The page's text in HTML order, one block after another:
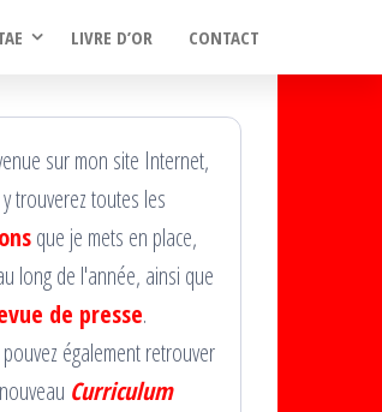
LIVRE D’OR CONTACT
sur mon site Internet,
trouverez toutes les
que je mets en place,
long de l'année, ainsi que
de presse.
également retrouver
Curriculum